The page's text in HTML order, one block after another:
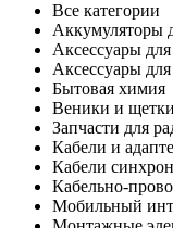
Все категории
Аккумуляторы
Аксессуары
Аксессуары
Бытовая химия
Веники и щетки
Запчасти для
Кабели и
Кабели
Кабельно-
Мобильный